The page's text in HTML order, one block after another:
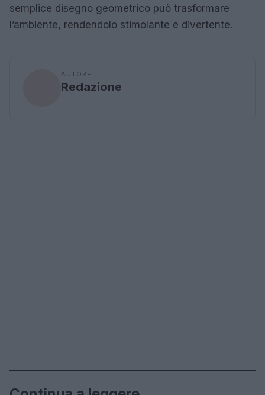
semplice disegno geometrico può trasformare
l’ambiente, rendendolo stimolante e divertente.
AUTORE
Redazione